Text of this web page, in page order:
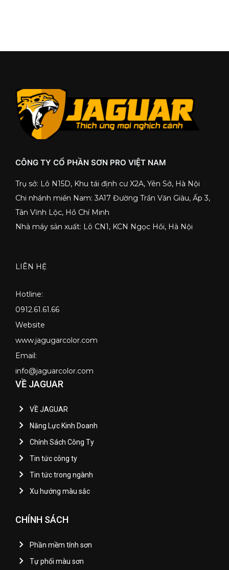
CÔNG TY CỔ PHẦN SƠN PRO VIỆT NAM
Trụ sở: Lô N15D, Khu tái định cư X2A, Yên Sở, Hà Nội
Chi nhánh miền Nam: 3A17 Đường Trần Văn Giàu, Ấp 3,
Tân Vĩnh Lộc, Hồ Chí Minh
Nhà máy sản xuất: Lô CN1, KCN Ngọc Hồi, Hà Nội
LIÊN HỆ
Hotline:
0912.61.61.66
Website
www.jagugarcolor.com
Email:
info@jaguarcolor.com
VỀ JAGUAR
VỀ JAGUAR
Năng Lực Kinh Doanh
Chính Sách Công Ty
Tin tức công ty
Tin tức trong ngành
Xu hướng màu sắc
CHÍNH SÁCH
Phần mềm tính sơn
Tự phối màu sơn